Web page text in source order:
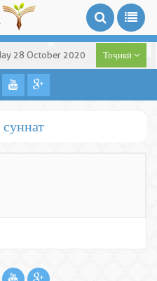
28 October 2020 Тоҷикӣ